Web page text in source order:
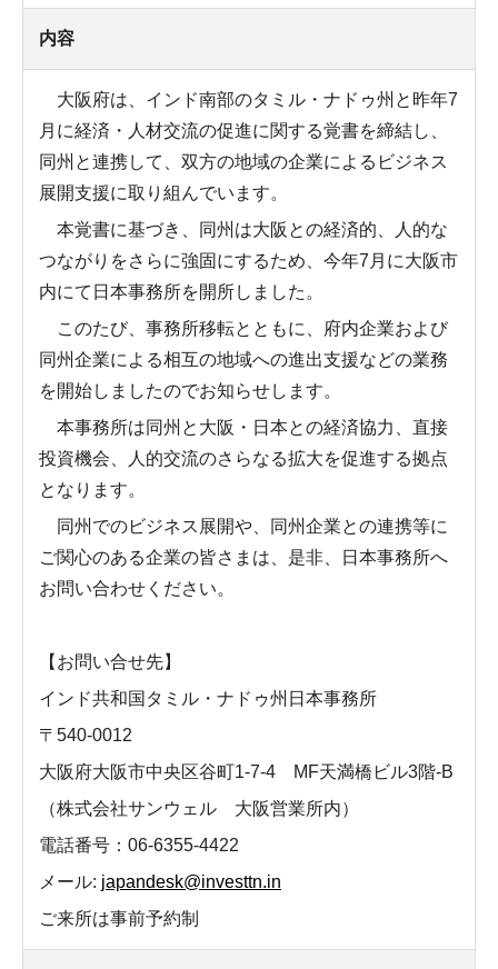
内容
大阪府は、インド南部のタミル・ナドゥ州と昨年7
月に経済・人材交流の促進に関する覚書を締結し、
同州と連携して、双方の地域の企業によるビジネス
展開支援に取り組んでいます。
本覚書に基づき、同州は大阪との経済的、人的な
つながりをさらに強固にするため、今年7月に大阪市
内にて日本事務所を開所しました。
このたび、事務所移転とともに、府内企業および
同州企業による相互の地域への進出支援などの業務
を開始しましたのでお知らせします。
本事務所は同州と大阪・日本との経済協力、直接
投資機会、人的交流のさらなる拡大を促進する拠点
となります。
同州でのビジネス展開や、同州企業との連携等に
ご関心のある企業の皆さまは、是非、日本事務所へ
お問い合わせください。
【お問い合せ先】
インド共和国タミル・ナドゥ州日本事務所
〒540-0012
大阪府大阪市中央区谷町1-7-4 MF天満橋ビル3階-B
（株式会社サンウェル 大阪営業所内）
電話番号：06-6355-4422
メール: japandesk@investtn.in
ご来所は事前予約制